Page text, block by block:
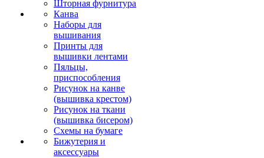
Шторная фурнитура
Канва
Наборы для
вышивания
Принты для
вышивки лентами
Пяльцы,
приспособления
Рисунок на канве
(вышивка крестом)
Рисунок на ткани
(вышивка бисером)
Схемы на бумаге
Бижутерия и
аксессуары